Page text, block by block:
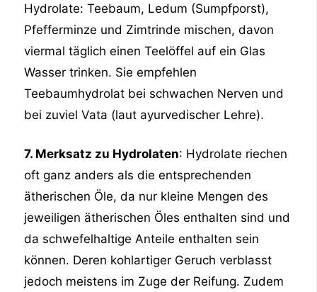
Hydrolate: Teebaum, Ledum (Sumpfporst),
Pfefferminze und Zimtrinde mischen, davon
viermal täglich einen Teelöffel auf ein Glas
Wasser trinken. Sie empfehlen
Teebaumhydrolat bei schwachen Nerven und
bei zuviel Vata (laut ayurvedischer Lehre).
7. Merksatz zu Hydrolaten: Hydrolate riechen
oft ganz anders als die entsprechenden
ätherischen Öle, da nur kleine Mengen des
jeweiligen ätherischen Öles enthalten sind und
da schwefelhaltige Anteile enthalten sein
können. Deren kohlartiger Geruch verblasst
jedoch meistens im Zuge der Reifung. Zudem